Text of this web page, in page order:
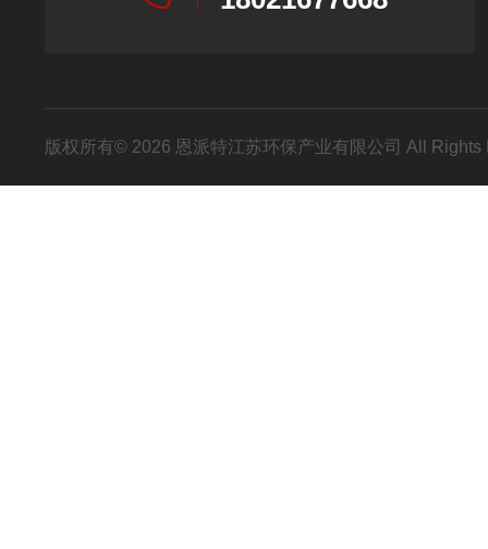
版权所有© 2026 恩派特江苏环保产业有限公司 All